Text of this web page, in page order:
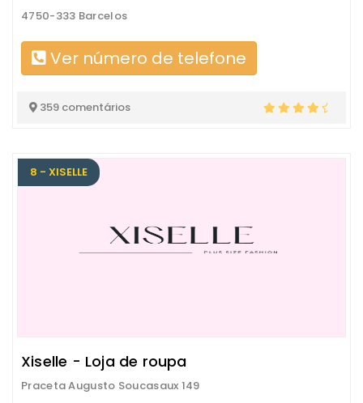
4750-333 Barcelos
Ver número de telefone
359 comentários
8 - XISELLE
Xiselle - Loja de roupa
Praceta Augusto Soucasaux 149